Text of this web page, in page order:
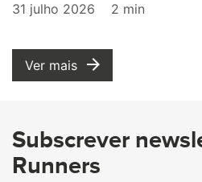
31 julho 2026
2 min
Ver mais
Subscrever
Runners